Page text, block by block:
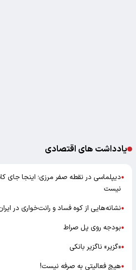
یادداشت های اقتصادی
●دیپلماسی در نقطه صفر مرزی؛ اینجا جای
نیست
●نشانه‌هایی از کوه فساد و رانت‌خواری در
●بودجه روی پل صراط
●«گزیر» ناگزیر بانکی
●هیچ فعالیتی به صرفه نیست!